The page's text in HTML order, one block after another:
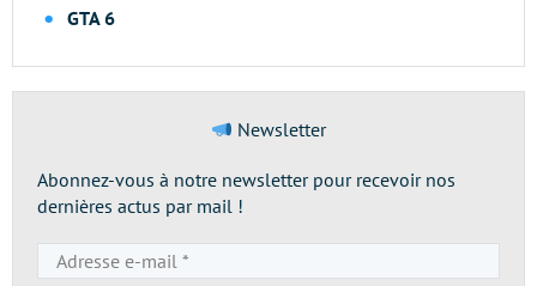
GTA 6
Newsletter
Abonnez-vous à notre newsletter pour recevoir nos
dernières actus par mail !
e-